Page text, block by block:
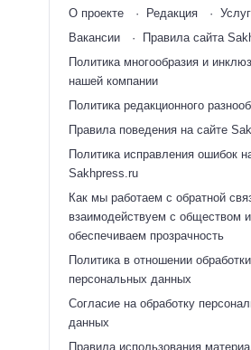
О проекте Редакция
Вакансии
Правила сайта
Политика многообразия и
нашей компании
Политика редакционного
Правила поведения на сайте
Политика исправления ошибок
Sakhpress.ru
Как мы работаем с обратной
взаимодействуем с обществом и
обеспечиваем прозрачность
Политика в отношении обработки
персональных данных
Согласие на обработку
данных
Правила использования